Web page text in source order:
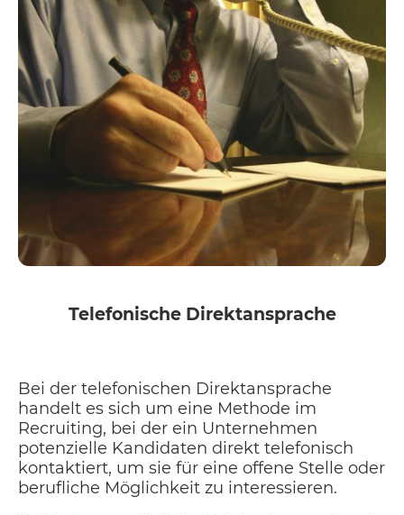
Telefonische Direktansprache
Bei der telefonischen Direktansprache
handelt es sich um eine Methode im
Recruiting, bei der ein Unternehmen
potenzielle Kandidaten direkt telefonisch
kontaktiert, um sie für eine offene Stelle oder
berufliche Möglichkeit zu interessieren.